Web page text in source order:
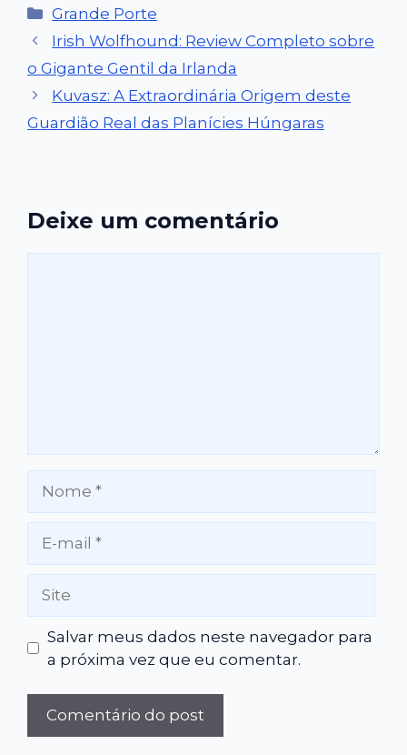
Categorias
Grande Porte
Irish Wolfhound: Review Completo sobre
o Gigante Gentil da Irlanda
Kuvasz: A Extraordinária Origem deste
Guardião Real das Planícies Húngaras
Deixe um comentário
mail
Salvar meus dados neste navegador para
a próxima vez que eu comentar.